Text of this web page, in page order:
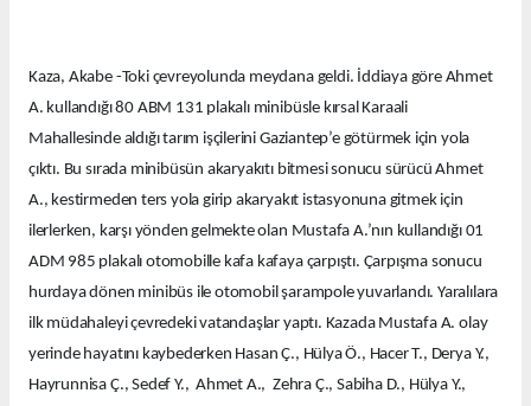
Kaza, Akabe -Toki çevreyolunda meydana geldi. İddiaya göre Ahmet
A. kullandığı 80 ABM 131 plakalı minibüsle kırsal Karaali
Mahallesinde aldığı tarım işçilerini Gaziantep’e götürmek için yola
çıktı. Bu sırada minibüsün akaryakıtı bitmesi sonucu sürücü Ahmet
A., kestirmeden ters yola girip akaryakıt istasyonuna gitmek için
ilerlerken, karşı yönden gelmekte olan Mustafa A.’nın kullandığı 01
ADM 985 plakalı otomobille kafa kafaya çarpıştı. Çarpışma sonucu
hurdaya dönen minibüs ile otomobil şarampole yuvarlandı. Yaralılara
ilk müdahaleyi çevredeki vatandaşlar yaptı. Kazada Mustafa A. olay
yerinde hayatını kaybederken Hasan Ç., Hülya Ö., Hacer T., Derya Y.,
Hayrunnisa Ç., Sedef Y., Ahmet A., Zehra Ç., Sabiha D., Hülya Y.,